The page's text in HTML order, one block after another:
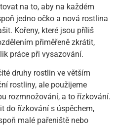
na to, aby na každém
jedno očko a nová rostlina
Kořeny, které jsou příliš
přiměřeně zkrátit,
práce při vysazování.
druhy rostlin ve větším
rostliny, ale použijeme
rozmnožování, a to řízkování.
do řízkování s úspěchem,
malé pařeniště nebo